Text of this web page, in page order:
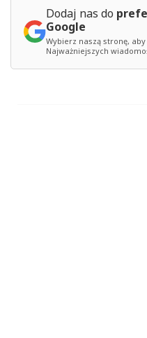
Dodaj nas do
Google
Wybierz naszą stronę,
Najważniejszych